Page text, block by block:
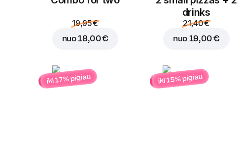
19,95 €
nuo18,00 €
drinks
21,40 €
nuo 19,00 €
iki 17% pigiau iki 15% pigiau